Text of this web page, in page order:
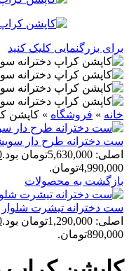
برای بزرگنمایی کلیک کنید
خانه » فروشگاه » کاپشن
ست دخترانه طرح دار
اصلی: 5,630,000تومان بود.
4,990,000تومان.
بازگشت به محصولات
ست دخترانه تيشرت
اصلی: 1,290,000تومان بود.
890,000تومان.